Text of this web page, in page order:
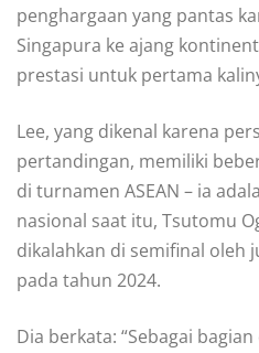
penghargaan yang pantas
Singapura ke ajang
prestasi untuk pertama
Lee, yang dikenal karena
pertandingan, memiliki
di turnamen ASEAN – ia
nasional saat itu, Tsutomu
dikalahkan di semifinal oleh
pada tahun 2024.
Dia berkata: “Sebagai